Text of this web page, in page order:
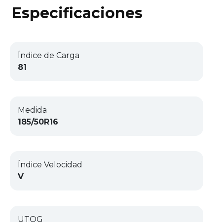
Especificaciones
Índice de Carga
81
Medida
185/50R16
Índice Velocidad
V
UTQG